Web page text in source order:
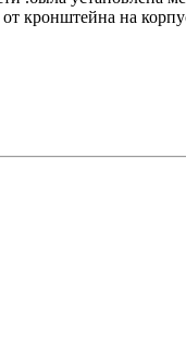
кронштейна на